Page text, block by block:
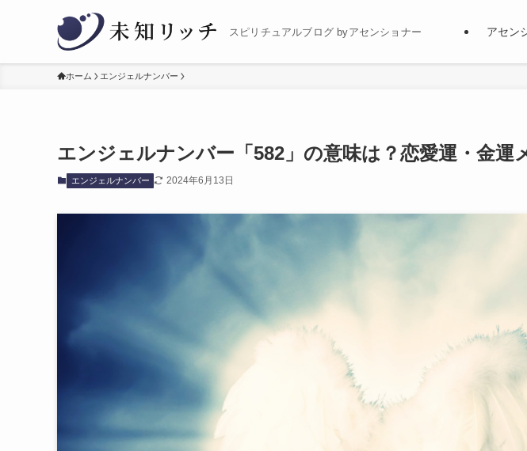
スピリチュアルブログ byアセンショナー アセン
ホーム エンジェルナンバー
エンジェルナンバー「582」の意味は？恋愛運・金運
エンジェルナンバー 2024年6月13日